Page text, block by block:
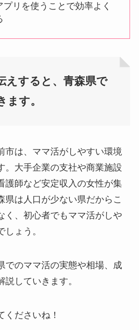
プリを使うことで効率よく
えすると、青森県で
ます。
市は、ママ活がしやすい環境
。大手企業の支社や商業施設
護師など安定収入の女性が集
県は人口が少ない県だからこ
く、初心者でもママ活がしや
ょう。
でのママ活の実態や相場、成
していきます。
くださいね！